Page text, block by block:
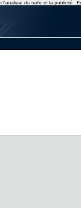
l'analyse du trafic et la publicité